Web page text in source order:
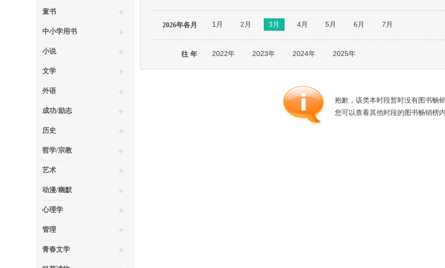
食品
手机
童书
中小学用书
小说
文学
外语
成功/励志
历史
哲学/宗教
艺术
动漫/幽默
心理学
管理
青春文学
2026年各月 1月 2月 3月 4月 5月 6月 7月
往 年 2022年 2023年 2024年 2025年
抱歉，该类本时段暂时没有图书畅销
您可以查看其他时段的图书畅销榜内